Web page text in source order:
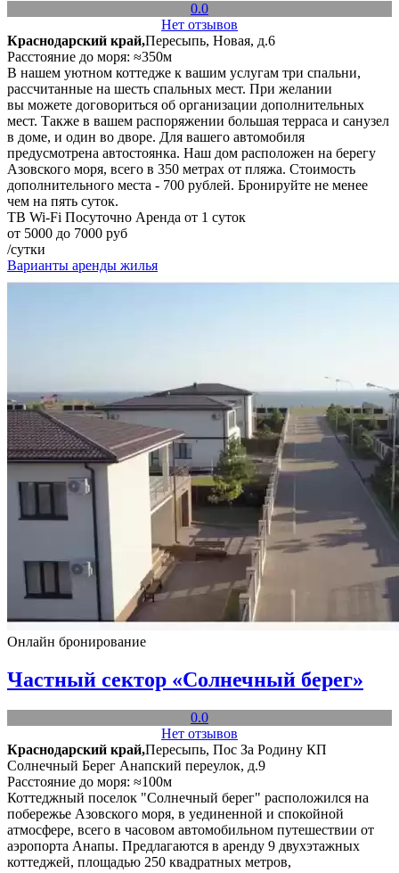
0.0
Нет отзывов
Краснодарский край,Пересыпь, Новая, д.6
Расстояние до моря: ≈350м
В нашем уютном коттедже к вашим услугам три спальни,
рассчитанные на шесть спальных мест. При желании
вы можете договориться об организации дополнительных
мест. Также в вашем распоряжении большая терраса и санузел
в доме, и один во дворе. Для вашего автомобиля
предусмотрена автостоянка. Наш дом расположен на берегу
Азовского моря, всего в 350 метрах от пляжа. Стоимость
дополнительного места - 700 рублей. Бронируйте не менее
чем на пять суток.
ТВ Wi-Fi Посуточно Аренда от 1 суток
от 5000 до 7000 руб
/сутки
Варианты аренды жилья
Онлайн бронирование
Частный сектор «Солнечный берег»
0.0
Нет отзывов
Краснодарский край,Пересыпь, Пос За Родину КП
Солнечный Берег Анапский переулок, д.9
Расстояние до моря: ≈100м
Коттеджный поселок "Солнечный берег" расположился на
побережье Азовского моря, в уединенной и спокойной
атмосфере, всего в часовом автомобильном путешествии от
аэропорта Анапы. Предлагаются в аренду 9 двухэтажных
коттеджей, площадью 250 квадратных метров,